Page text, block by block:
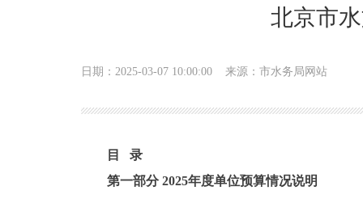
北京市
日期：2025-03-07 10:00:00 来源：市水务局网站
目 录
第一部分 2025年度单位预算情况说明